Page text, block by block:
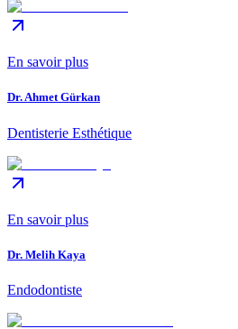
En savoir plus
Dr. Ahmet Gürkan
Dentisterie Esthétique
En savoir plus
Dr. Melih Kaya
Endodontiste